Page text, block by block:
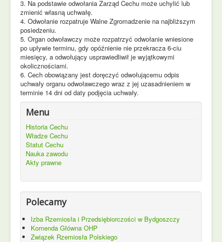
3. Na podstawie odwołania Zarząd Cechu może uchylić lub
zmienić własną uchwałę.
4. Odwołanie rozpatruje Walne Zgromadzenie na najbliższym
posiedzeniu.
5. Organ odwoławczy może rozpatrzyć odwołanie wniesione
po upływie terminu, gdy opóźnienie nie przekracza 6-ciu
miesięcy, a odwołujący usprawiedliwił je wyjątkowymi
okolicznościami.
6. Cech obowiązany jest doręczyć odwołującemu odpis
uchwały organu odwoławczego wraz z jej uzasadnieniem w
terminie 14 dni od daty podjęcia uchwały.
Menu
Historia Cechu
Władze Cechu
Statut Cechu
Nauka zawodu
Akty prawne
Polecamy
Izba Rzemiosła i Przedsiębiorczości w Bydgoszczy
Komenda Główna OHP
Związek Rzemiosła Polskiego